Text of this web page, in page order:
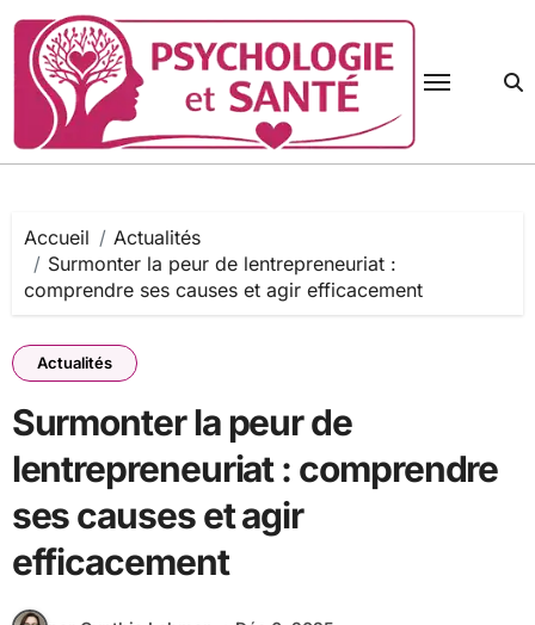
contenu
Accueil
Actualités
Surmonter la peur de lentrepreneuriat :
comprendre ses causes et agir efficacement
Actualités
Surmonter la peur de
lentrepreneuriat : comprendre
ses causes et agir
efficacement